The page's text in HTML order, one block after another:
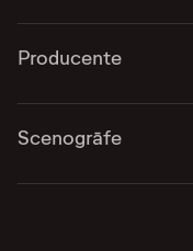
Producente
Scenogrāfe